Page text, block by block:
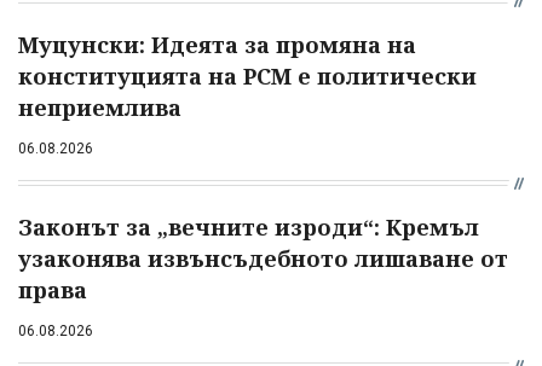
Муцунски: Идеята за промяна на
конституцията на РСМ е политически
неприемлива
06.08.2026
Законът за „вечните изроди“: Кремъл
узаконява извънсъдебното лишаване от
права
06.08.2026